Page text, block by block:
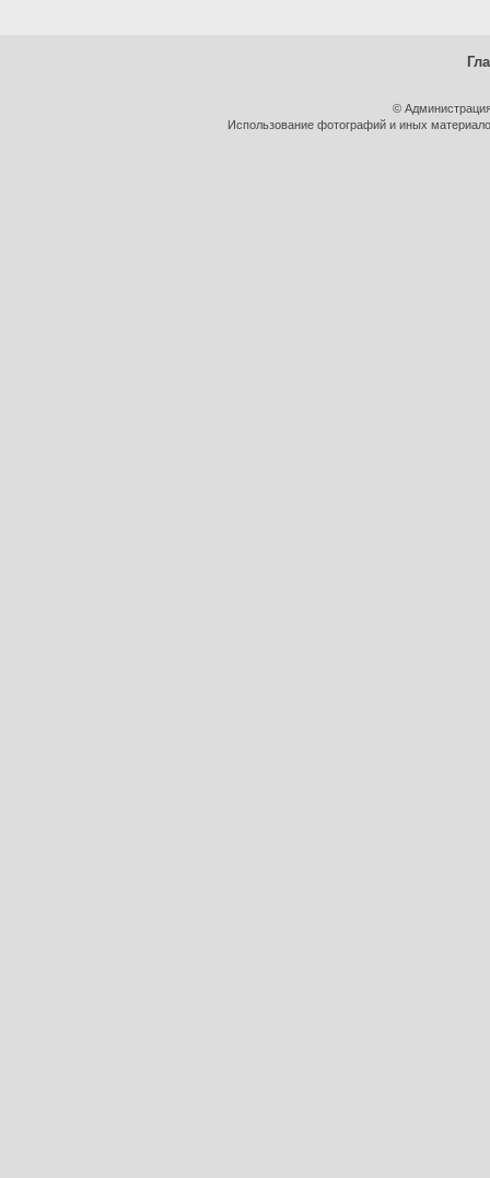
©
Использование фотографий и иных